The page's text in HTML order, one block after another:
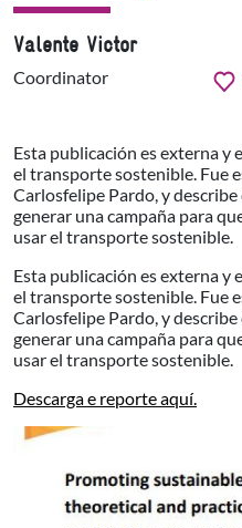
Valente Victor
Coordinator
Esta publicación es externa y
el transporte sostenible. Fue
Carlosfelipe Pardo, y
generar una campaña para
usar el transporte sostenible.
Esta publicación es externa y
el transporte sostenible. Fue
Carlosfelipe Pardo, y
generar una campaña para
usar el transporte sostenible.
Descarga e reporte aquí.